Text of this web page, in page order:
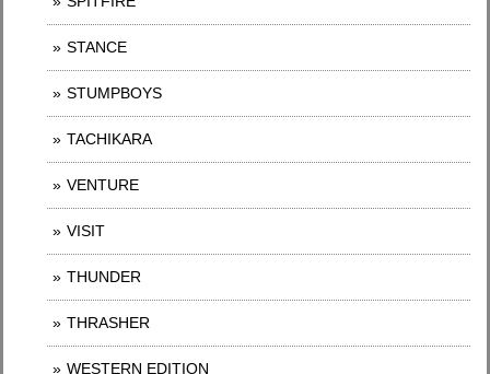
STANCE
STUMPBOYS
TACHIKARA
VENTURE
VISIT
THUNDER
THRASHER
WESTERN EDITION